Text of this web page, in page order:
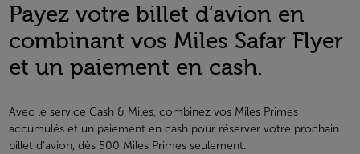
Payez votre billet d’avion en
combinant vos Miles Safar Flyer
et un paiement en cash.
Avec le service Cash & Miles, combinez vos Miles Primes
accumulés et un paiement en cash pour réserver votre prochain
billet d’avion, dès 500 Miles Primes seulement.